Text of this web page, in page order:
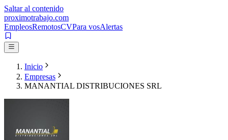
Saltar al contenido
proximotrabajo.com
EmpleosRemotosCVPara vosAlertas
Inicio
Empresas
MANANTIAL DISTRIBUCIONES SRL